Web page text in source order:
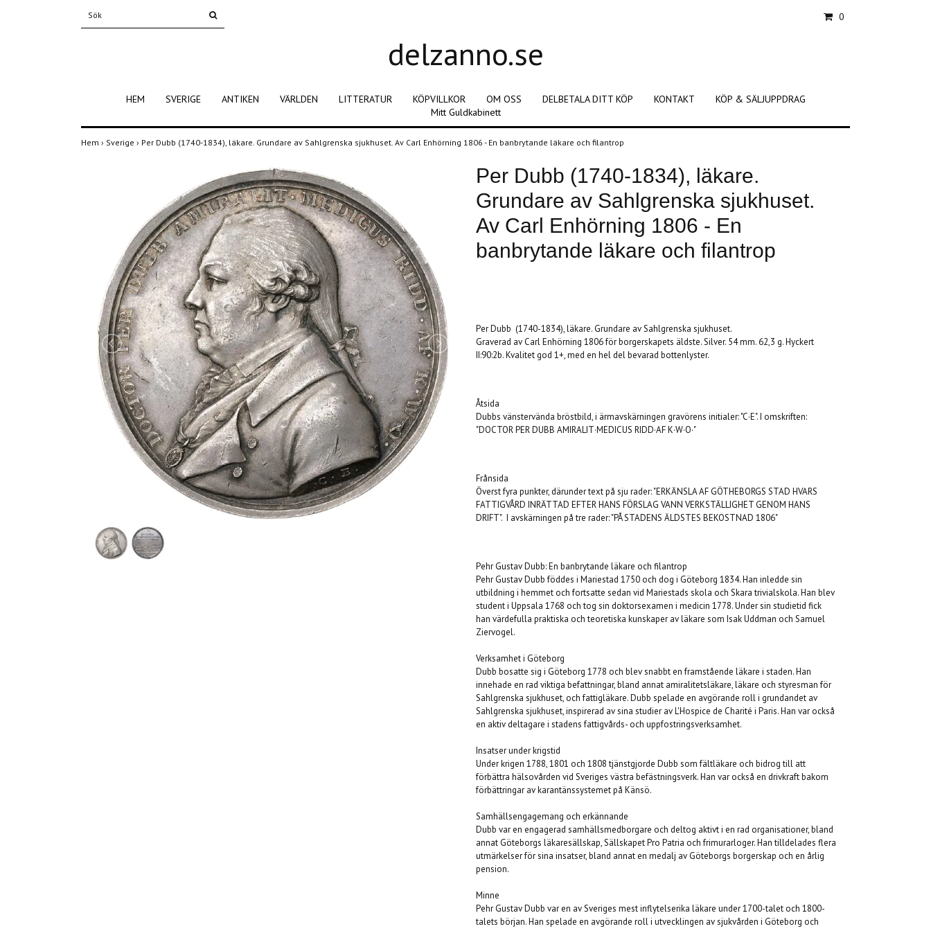
0
delzanno.se
HEM SVERIGE ANTIKEN VÄRLDEN LITTERATUR KÖPVILLKOR OM OSS DELBETALA DITT KÖP KONTAKT
KÖP & SÄLJUPPDRAG
Mitt Guldkabinett
Hem › Sverige › Per Dubb (1740-1834), läkare. Grundare av Sahlgrenska sjukhuset. Av Carl Enhörning 1806 - En banbrytande läkare och filantrop
Per Dubb (1740-1834), läkare.
Grundare av Sahlgrenska sjukhuset.
Av Carl Enhörning 1806 - En
banbrytande läkare och filantrop
Per Dubb (1740-1834), läkare. Grundare av Sahlgrenska sjukhuset.
Graverad av Carl Enhörning 1806 för borgerskapets äldste. Silver. 54 mm. 62,3 g. Hyckert
II:90:2b. Kvalitet god 1+, med en hel del bevarad bottenlyster.
Åtsida
Dubbs vänstervända bröstbild, i ärmavskärningen gravörens initialer: "C·E". I omskriften:
"DOCTOR PER DUBB AMIRALIT·MEDICUS RIDD·AF K·W·O·"
Frånsida
Överst fyra punkter, därunder text på sju rader: "ERKÄNSLA AF GÖTHEBORGS STAD HVARS
FATTIGVÅRD INRÄTTAD EFTER HANS FÖRSLAG VANN VERKSTÄLLIGHET GENOM HANS
DRIFT". I avskärningen på tre rader: "PÅ STADENS ÄLDSTES BEKOSTNAD 1806"
Pehr Gustav Dubb: En banbrytande läkare och filantrop
Pehr Gustav Dubb föddes i Mariestad 1750 och dog i Göteborg 1834. Han inledde sin
utbildning i hemmet och fortsatte sedan vid Mariestads skola och Skara trivialskola. Han blev
student i Uppsala 1768 och tog sin doktorsexamen i medicin 1778. Under sin studietid fick
han värdefulla praktiska och teoretiska kunskaper av läkare som Isak Uddman och Samuel
Ziervogel.
Verksamhet i Göteborg
Dubb bosatte sig i Göteborg 1778 och blev snabbt en framstående läkare i staden. Han
innehade en rad viktiga befattningar, bland annat amiralitetsläkare, läkare och styresman för
Sahlgrenska sjukhuset, och fattigläkare. Dubb spelade en avgörande roll i grundandet av
Sahlgrenska sjukhuset, inspirerad av sina studier av L'Hospice de Charité i Paris. Han var också
en aktiv deltagare i stadens fattigvårds- och uppfostringsverksamhet.
Insatser under krigstid
Under krigen 1788, 1801 och 1808 tjänstgjorde Dubb som fältläkare och bidrog till att
förbättra hälsovården vid Sveriges västra befästningsverk. Han var också en drivkraft bakom
förbättringar av karantänssystemet på Känsö.
Samhällsengagemang och erkännande
Dubb var en engagerad samhällsmedborgare och deltog aktivt i en rad organisationer, bland
annat Göteborgs läkaresällskap, Sällskapet Pro Patria och frimurarloger. Han tilldelades flera
utmärkelser för sina insatser, bland annat en medalj av Göteborgs borgerskap och en årlig
pension.
Minne
Pehr Gustav Dubb var en av Sveriges mest inflytelserika läkare under 1700-talet och 1800-
talets början. Han spelade en avgörande roll i utvecklingen av sjukvården i Göteborg och